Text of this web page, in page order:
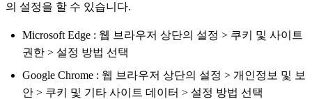
의 설정을 할 수 있습니다.
Microsoft Edge : 웹 브라우저 상단의 설정 > 쿠키 및 사이트
권한 > 설정 방법 선택
Google Chrome : 웹 브라우저 상단의 설정 > 개인정보 및 보
안 > 쿠키 및 기타 사이트 데이터 > 설정 방법 선택